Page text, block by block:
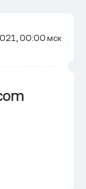
00:00 мск